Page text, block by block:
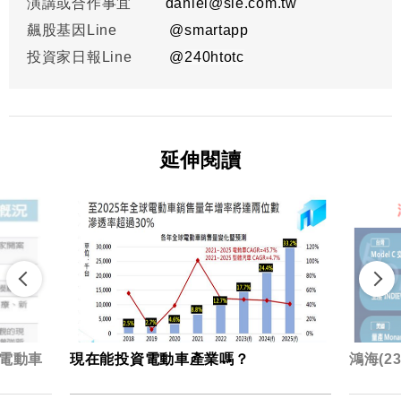
演講或合作事宜
daniel@sie.com.tw
飆股基因Line
@smartapp
投資家日報Line
@240htotc
延伸閱讀
動車 現在能投資電動車產業嗎？ 鴻海